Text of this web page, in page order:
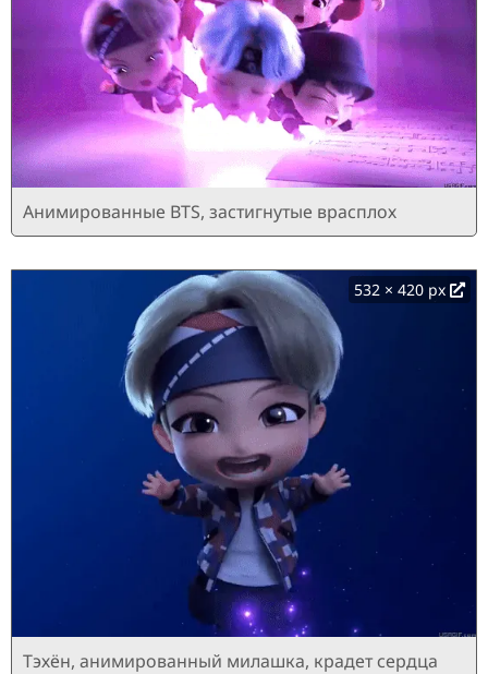
Анимированные BTS, застигнутые врасплох
532 × 420 px
Тэхён, анимированный милашка, крадет сердца